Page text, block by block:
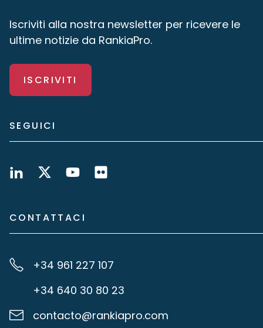
Iscriviti alla nostra newsletter per ricevere le
ultime notizie da RankiaPro.
ISCRIVITI
SEGUICI
CONTATTACI
+34 961 227 107
+34 640 30 80 23
contacto@rankiapro.com